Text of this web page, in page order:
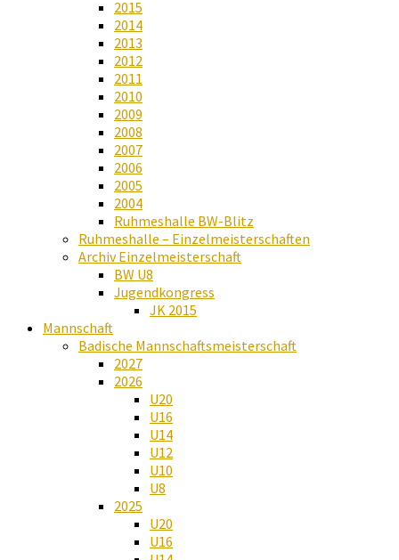
2015
2014
2013
2012
2011
2010
2009
2008
2007
2006
2005
2004
Ruhmeshalle BW-Blitz
Ruhmeshalle – Einzelmeisterschaften
Archiv Einzelmeisterschaft
BW U8
Jugendkongress
JK 2015
Mannschaft
Badische Mannschaftsmeisterschaft
2027
2026
U20
U16
U14
U12
U10
U8
2025
U20
U16